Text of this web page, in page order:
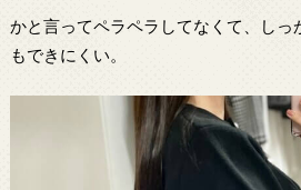
かと言ってペラペラしてなくて、しっ
もできにくい。